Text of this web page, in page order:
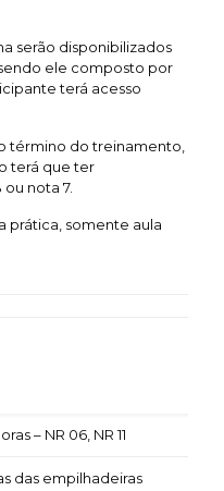
serão disponibilizados
ele composto por
terá acesso
término do treinamento,
terá que ter
nota 7.
prática, somente aula
– NR 06, NR 11
das empilhadeiras